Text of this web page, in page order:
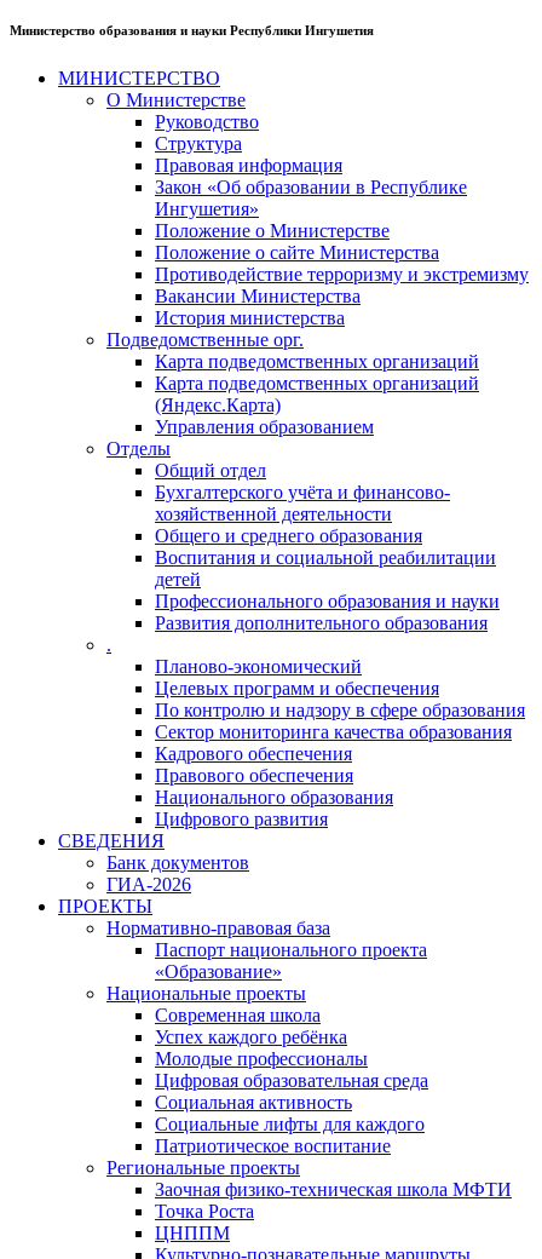
Министерство образования и науки Республики Ингушетия
МИНИСТЕРСТВО
О Министерстве
Руководство
Структура
Правовая информация
Закон «Об образовании в Республике
Ингушетия»
Положение о Министерстве
Положение о сайте Министерства
Противодействие терроризму и экстремизму
Вакансии Министерства
История министерства
Подведомственные орг.
Карта подведомственных организаций
Карта подведомственных организаций
(Яндекс.Карта)
Управления образованием
Отделы
Общий отдел
Бухгалтерского учёта и финансово-
хозяйственной деятельности
Общего и среднего образования
Воспитания и социальной реабилитации
детей
Профессионального образования и науки
Развития дополнительного образования
.
Планово-экономический
Целевых программ и обеспечения
По контролю и надзору в сфере образования
Сектор мониторинга качества образования
Кадрового обеспечения
Правового обеспечения
Национального образования
Цифрового развития
СВЕДЕНИЯ
Банк документов
ГИА-2026
ПРОЕКТЫ
Нормативно-правовая база
Паспорт национального проекта
«Образование»
Национальные проекты
Современная школа
Успех каждого ребёнка
Молодые профессионалы
Цифровая образовательная среда
Социальная активность
Социальные лифты для каждого
Патриотическое воспитание
Региональные проекты
Заочная физико-техническая школа МФТИ
Точка Роста
ЦНППМ
Культурно-познавательные маршруты